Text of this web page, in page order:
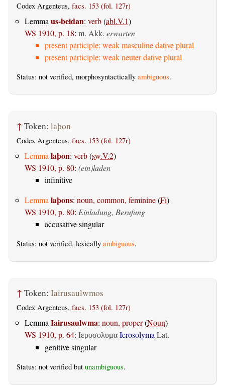
Codex Argenteus, facs. 153 (fol. 127r)
Lemma us-beidan: verb(abl.V.1)
WS 1910, p. 18: m. Akk. erwarten
present participle: weak masculine dative plural
present participle: weak neuter dative plural
Status: not verified, morphosyntactically ambiguous.
↑ Token: laþon
Codex Argenteus, facs. 153 (fol. 127r)
Lemma laþon: verb(sw.V.2)
WS 1910, p. 80: (ein)laden
infinitive
Lemma laþons: noun, common, feminine(Fi)
WS 1910, p. 80: Einladung, Berufung
accusative singular
Status: not verified, lexically ambiguous.
↑ Token: Iairusaulwmos
Codex Argenteus, facs. 153 (fol. 127r)
LemmaIairusaulwma: noun, proper(Noun)
WS 1910, p. 64: Ιεροσολυμα IerosolymaLat.
genitive singular
Status: not verified but unambiguous.